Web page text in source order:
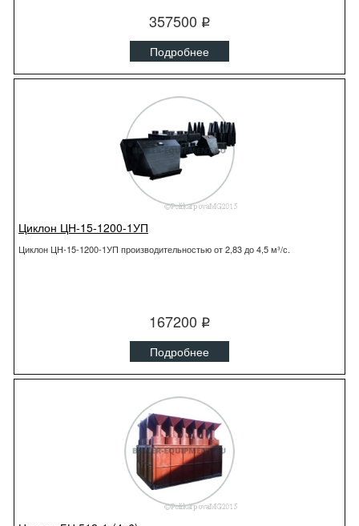
357500 q
Подробнее
Циклон ЦН-15-1200-1УП
Циклон ЦН-15-1200-1УП производительностью от 2,83 до 4,5 м³/с.
167200 q
Подробнее